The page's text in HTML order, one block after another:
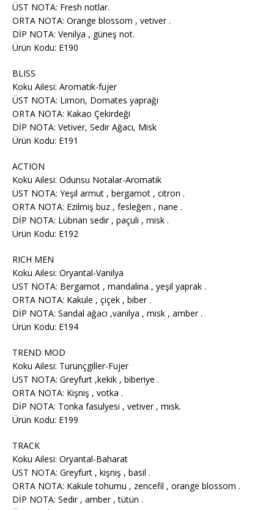
ÜST NOTA: Fresh notlar.
ORTA NOTA: Orange blossom , vetiver .
DİP NOTA: Venilya , güneş not.
Ürün Kodu: E190
BLISS
Koku Ailesi: Aromatik-fujer
ÜST NOTA: Limon, Domates yaprağı
ORTA NOTA: Kakao Çekirdeği
DİP NOTA: Vetiver, Sedir Ağacı, Misk
Ürün Kodu: E191
ACTION
Koku Ailesi: Odunsu Notalar-Aromatik
ÜST NOTA: Yeşil armut , bergamot , citron .
ORTA NOTA: Ezilmiş buz , fesleğen , nane .
DİP NOTA: Lübnan sedir , paçuli , misk .
Ürün Kodu: E192
RICH MEN
Koku Ailesi: Oryantal-Vanilya
ÜST NOTA: Bergamot , mandalina , yeşil yaprak .
ORTA NOTA: Kakule , çiçek , biber .
DİP NOTA: Sandal ağacı ,vanilya , misk , amber .
Ürün Kodu: E194
TREND MOD
Koku Ailesi: Turunçgiller-Fujer
ÜST NOTA: Greyfurt ,kekik , biberiye .
ORTA NOTA: Kişniş , votka .
DİP NOTA: Tonka fasulyesi , vetiver , misk.
Ürün Kodu: E199
TRACK
Koku Ailesi: Oryantal-Baharat
ÜST NOTA: Greyfurt , kişniş , basil .
ORTA NOTA: Kakule tohumu , zencefil , orange blossom .
DİP NOTA: Sedir , amber , tütün .